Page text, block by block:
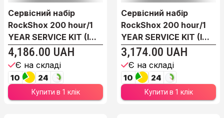
Сервісний набір
RockShox 200 hour/1
YEAR SERVICE KIT (I...
4,186.00 UAH
Є на складі
10 24
Купити в 1 клік
Сервісний набір
RockShox 200 hour/1
YEAR SERVICE KIT (I...
3,174.00 UAH
Є на складі
10 24
Купити в 1 клік